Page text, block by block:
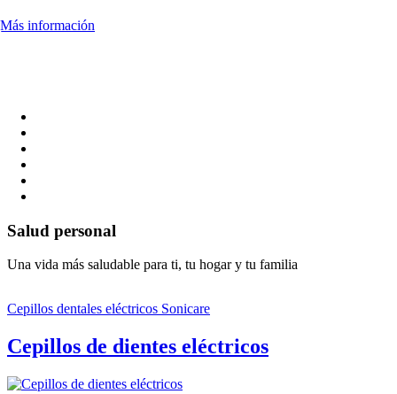
Más información
Salud personal
Una vida más saludable para ti, tu hogar y tu familia
Cepillos dentales eléctricos Sonicare
Cepillos de dientes eléctricos